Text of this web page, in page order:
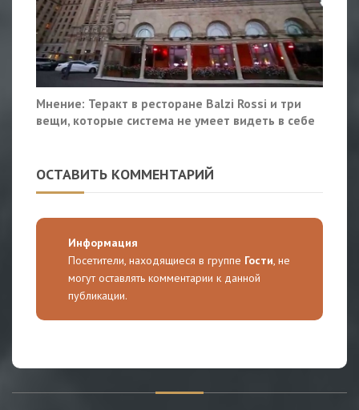
Мнение: Теракт в ресторане Balzi Rossi и три
вещи, которые система не умеет видеть в себе
ОСТАВИТЬ КОММЕНТАРИЙ
Информация
Посетители, находящиеся в группе Гости, не
могут оставлять комментарии к данной
публикации.